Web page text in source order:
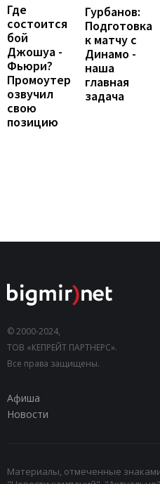
Где
состоится
бой
Джошуа -
Фьюри?
Промоутер
озвучил
свою
позицию
Гурбанов:
Подготовка
к матчу с
Динамо -
наша
главная
задача
© 2000-2024,
ТОВ «КЕПРЕЙТ ПАРТНЕРС».
Все права защищены.
Афиша
Новости
Материалы, отмеченные